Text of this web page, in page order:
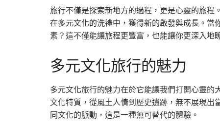
旅行不僅是探索新地方的過程，更是心靈的旅
在多元文化的洗禮中，獲得新的啟發與成長。
素？這不僅能讓旅程更豐富，也能讓你更深入地
多元文化旅行的魅力
多元文化旅行的魅力在於它能讓我們打開心靈
文化特質，從風土人情到歷史遺跡，無不展現出
同文化的脈動，這是一種無可替代的體驗。